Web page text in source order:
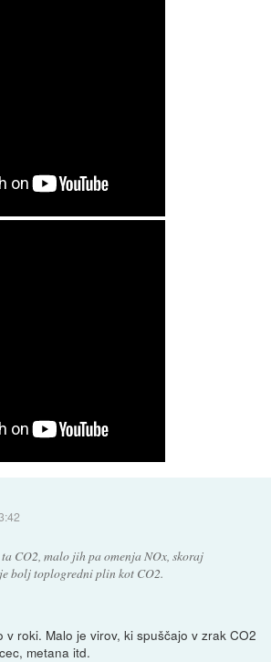
ta CO2, malo jih pa omenja NOx, skoraj
bolj toplogredni plin kot CO2.
v roki. Malo je virov, ki spuščajo v zrak CO2
metana itd.